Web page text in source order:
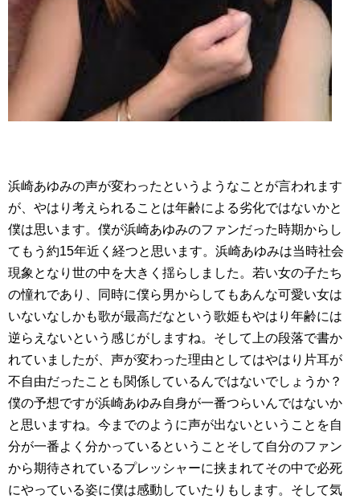
浜崎あゆみの声が変わったというようなことが言われます
が、やはり考えられることは年齢による劣化ではないかと
僕は思います。僕が浜崎あゆみのファンだった時期からし
てもう約15年近く経つと思います。浜崎あゆみは当時社会
現象となり世の中を大きく揺らしました。若い女の子たち
の憧れであり、同時に僕ら男からしてもあんな可愛い女は
いないなしかも歌が最高だなという歌姫もやはり年齢には
逆らえないという感じがしますね。そして上の段落で書か
れていましたが、声が変わった理由としてはやはり片耳が
不自由だったことも関係しているんではないでしょうか？
僕の予想ですが浜崎あゆみ自身が一番つらいんではないか
と思いますね。今までのように声が出ないということを自
分が一番よく分かっているということそして自分のファン
から期待されているプレッシャーに挟まれてその中で必死
にやっている姿に僕は感動していたりもします。そして気